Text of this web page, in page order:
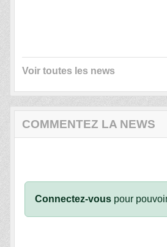
Voir toutes les news
COMMENTEZ LA NEWS
Connectez-vous pour